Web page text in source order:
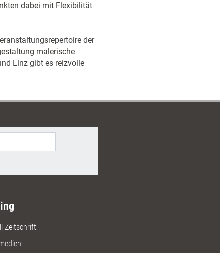
dabei mit Flexibilität
der
malerische
Linz gibt es reizvolle
Zeitschrift